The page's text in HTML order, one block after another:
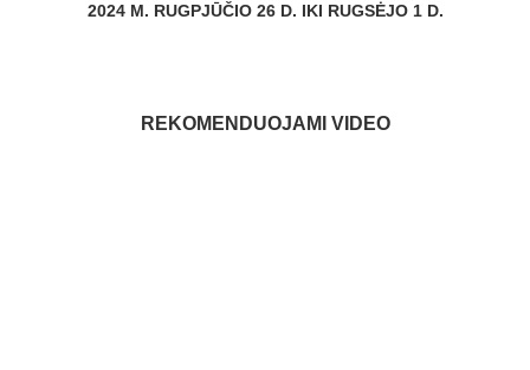
2024 M. RUGPJŪČIO 26 D. IKI RUGSĖJO 1 D.
REKOMENDUOJAMI VIDEO